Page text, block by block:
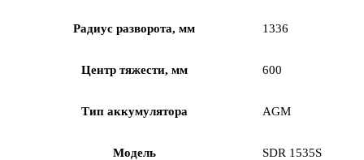
Радиус разворота, мм 1336
Центр тяжести, мм 600
Тип аккумулятора AGM
Модель SDR 1535S